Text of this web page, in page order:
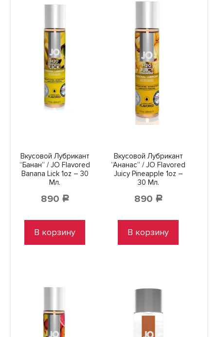
Вкусовой Лубрикант
“Банан” / JO Flavored
Banana Lick 1oz – 30
Мл.
890 Р
В корзину
Вкусовой Лубрикант
“Ананас” / JO Flavored
Juicy Pineapple 1oz –
30 Мл.
890 Р
В корзину